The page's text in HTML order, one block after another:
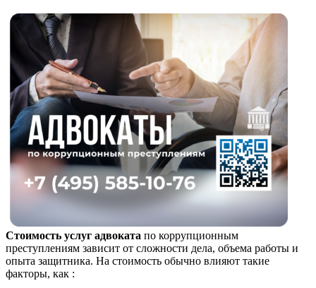
Стоимость услуг адвоката по коррупционным
преступлениям зависит от сложности дела, объема работы и
опыта защитника. На стоимость обычно влияют такие
факторы, как :